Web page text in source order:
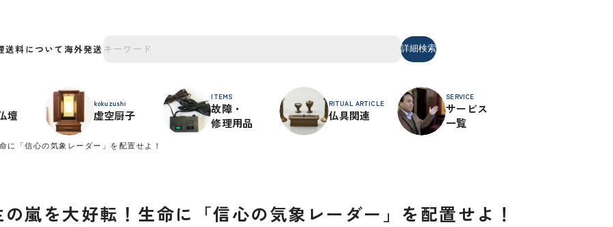
送料について 海外発送 詳細検索
壇
kokuzushi
虚空厨子
ITEMS
故障・
修理用品
RITUAL ARTICLE
仏具関連
SERVICE
サービス
一覧
に「信心の気象レーダー」を配置せよ！
の嵐を大好転！生命に「信心の気象レーダー」を配置せよ！